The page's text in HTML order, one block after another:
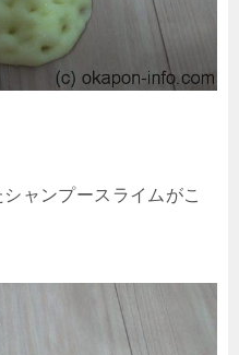
ャンプースライムがこ